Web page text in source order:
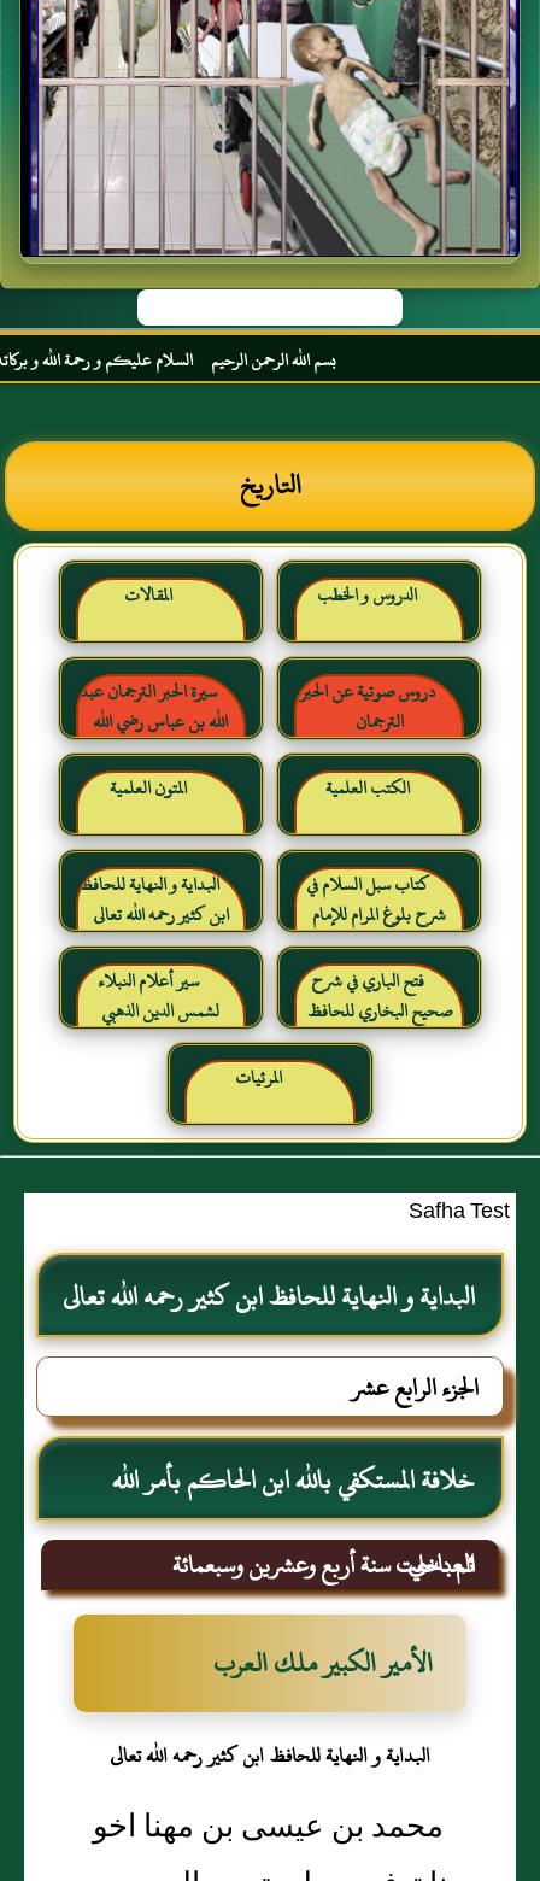
بسم الله الرحمن الرحيم السلام عليكم و رحمة الله و
التاريخ
الدروس و الخطب المقالات
دروس صوتية عن الحبر
الترجمان
سيرة الحبر الترجمان عبد
الله بن عباس رضي الله
عنهما
الكتب العلمية
المتون العلمية
كتاب سبل السلام في
شرح بلوغ المرام للإمام
الصنعاني رحمه الله
البداية و النهاية للحافظ
ابن كثير رحمه الله تعالى
فتح الباري في شرح
صحيح البخاري للحافظ
ابن حجر العسقلاني
سير أعلام النبلاء
لشمس الدين الذهبي
المرئيات
Safha Test
البداية و النهاية للحافظ ابن كثير رحمه الله تعالى
الجزء الرابع عشر
خلافة المستكفي بالله ابن الحاكم بأمر الله
العباسي
ثم دخلت سنة أربع وعشرين وسبعمائة
الأمير الكبير ملك العرب
البداية و النهاية للحافظ ابن كثير رحمه الله تعالى
محمد بن عيسى بن مهنا اخو